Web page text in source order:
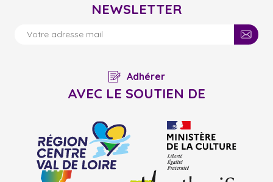
NEWSLETTER
Adhérer
AVEC LE SOUTIEN DE